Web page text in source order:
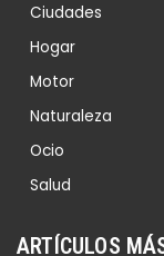
Ciudades
Hogar
Motor
Naturaleza
Ocio
Salud
ARTÍCULOS